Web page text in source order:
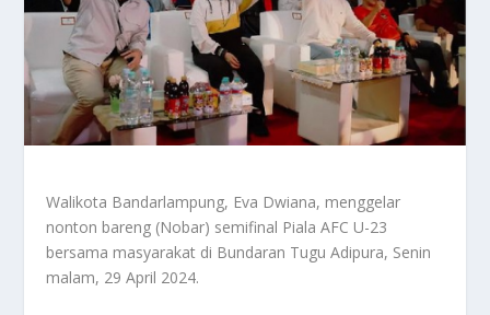
Walikota Bandarlampung, Eva Dwiana, menggelar
nonton bareng (Nobar) semifinal Piala AFC U-23
bersama masyarakat di Bundaran Tugu Adipura, Senin
malam, 29 April 2024.